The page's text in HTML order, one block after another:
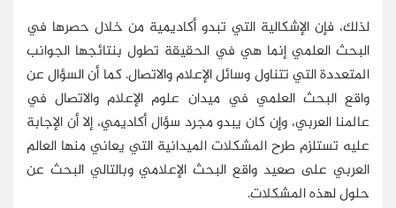
لذلك، فإن الإشكالية التي تبدو أكاديمية من خلال حصرها في
البحث العلمي إنما هي في الحقيقة تطول بنتائجها الجوانب
المتعددة التي تتناول وسائل الإعلام والاتصال. كما أن السؤال عن
واقع البحث العلمي في ميدان علوم الإعلام والاتصال في
عالمنا العربي، وإن كان يبدو مجرد سؤال أكاديمي، إلا أن الإجابة
عليه تستلزم طرح المشكلات الميدانية التي يعاني منها العالم
العربي على صعيد واقع البحث الإعلامي وبالتالي البحث عن
حلول لهذه المشكلات.